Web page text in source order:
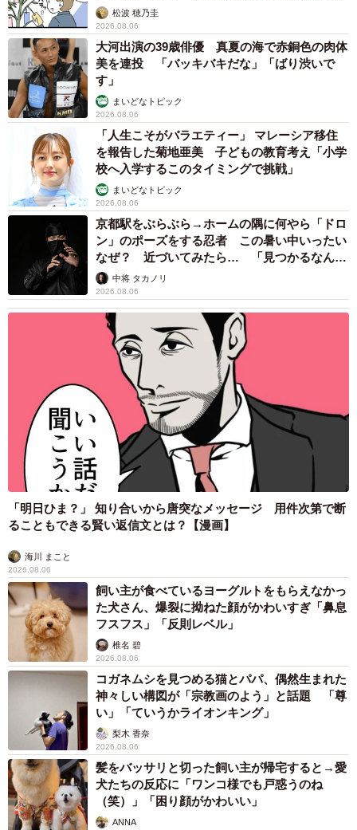
松波 穂乃圭
2026.08.06
大河出演の39歳俳優 真夏の海で赤銅色の肉体
美を連投 「バッキバキだな」「ばり渋いで
す」
まいどなトピック
2026.08.06
「人生こそがバラエティー」 マレーシア移住
を報告した菊地亜美 子どもの教育考え「小学
校へ入学するこのタイミングで挑戦」
まいどなトピック
2026.08.06
京都駅をぶらぶら→ホームの隅に何やら「ドロ
ン」のポーズをする忍者 この暑い中いったい
なぜ？ 近づいてみたら… 「見つかるなんて
未熟」中将 タカノリ
2026.08.06
「明日ひま？」 知り合いから唐突なメッセージ 用件次第で断
ることもできる賢い返信文とは？【漫画】
海川 まこと
2026.08.06
飼い主が食べているヨーグルトをもらえなかっ
た犬さん、爆裂に拗ねた顔がかわいすぎ「鼻息
フスフス」「反則レベル」
椎名 碧
2026.08.06
コガネムシを見つめる猫とパパ、偶然生まれた
神々しい構図が「宗教画のよう」と話題 「尊
い」「ていうかライオンキング」
梨木 香奈
2026.08.06
髪をバッサリと切った飼い主が帰宅すると→愛
犬たちの反応に「ワンコ様でも戸惑うのね
（笑）」「困り顔がかわいい」
ANNA